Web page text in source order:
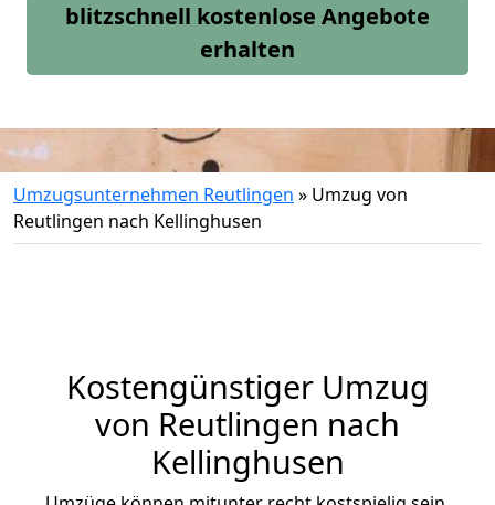
blitzschnell kostenlose Angebote
erhalten
Umzugsunternehmen Reutlingen » Umzug von
Reutlingen nach Kellinghusen
Kostengünstiger Umzug
von Reutlingen nach
Kellinghusen